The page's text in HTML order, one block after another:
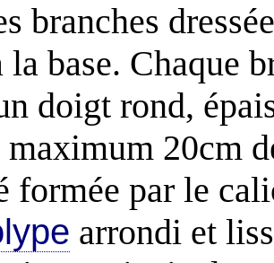
branches
la base. Chaque
doigt rond,
maximum 20cm
formée par le
arrondi et